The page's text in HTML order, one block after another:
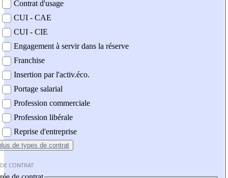
Contrat d'usage
CUI - CAE
CUI - CIE
Engagement à servir dans la réserve
Franchise
Insertion par l'activ.éco.
Portage salarial
Profession commerciale
Profession libérale
Reprise d'entreprise
de types de contrat
CONTRAT